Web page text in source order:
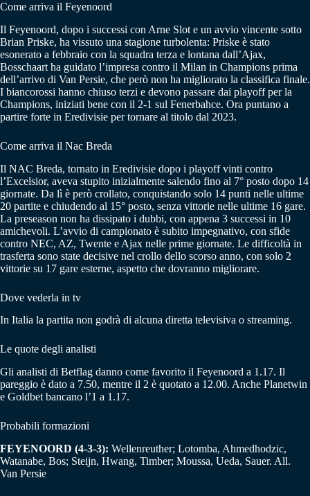
Come arriva il Feyenoord
Il Feyenoord, dopo i successi con Arne Slot e un avvio vincente sotto
Brian Priske, ha vissuto una stagione turbolenta: Priske è stato
esonerato a febbraio con la squadra terza e lontana dall’Ajax,
Bosschaart ha guidato l’impresa contro il Milan in Champions prima
dell’arrivo di Van Persie, che però non ha migliorato la classifica finale.
I biancorossi hanno chiuso terzi e devono passare dai playoff per la
Champions, iniziati bene con il 2-1 sul Fenerbahce. Ora puntano a
partire forte in Eredivisie per tornare al titolo dal 2023.
Come arriva il Nac Breda
Il NAC Breda, tornato in Eredivisie dopo i playoff vinti contro
l’Excelsior, aveva stupito inizialmente salendo fino al 7° posto dopo 14
giornate. Da lì è però crollato, conquistando solo 14 punti nelle ultime
20 partite e chiudendo al 15° posto, senza vittorie nelle ultime 16 gare.
La preseason non ha dissipato i dubbi, con appena 3 successi in 10
amichevoli. L’avvio di campionato è subito impegnativo, con sfide
contro NEC, AZ, Twente e Ajax nelle prime giornate. Le difficoltà in
trasferta sono state decisive nel crollo dello scorso anno, con solo 2
vittorie su 17 gare esterne, aspetto che dovranno migliorare.
Dove vederla in tv
In Italia la partita non godrà di alcuna diretta televisiva o streaming.
Le quote degli analisti
Gli analisti di Betflag danno come favorito il Feyenoord a 1.17. Il
pareggio è dato a 7.50, mentre il 2 è quotato a 12.00. Anche Planetwin
e Goldbet bancano l’1 a 1.17.
Probabili formazioni
FEYENOORD (4-3-3): Wellenreuther; Lotomba, Ahmedhodzic,
Watanabe, Bos; Steijn, Hwang, Timber; Moussa, Ueda, Sauer. All.
Van Persie